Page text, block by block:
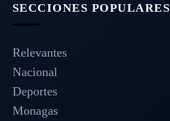
SECCIONES POPULARES
Relevantes
Nacional
Deportes
Monagas